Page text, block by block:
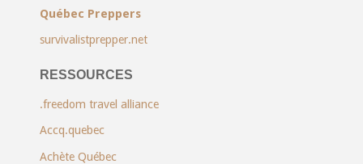
Québec Preppers
survivalistprepper.net
RESSOURCES
.freedom travel alliance
Accq.quebec
Achète Québec